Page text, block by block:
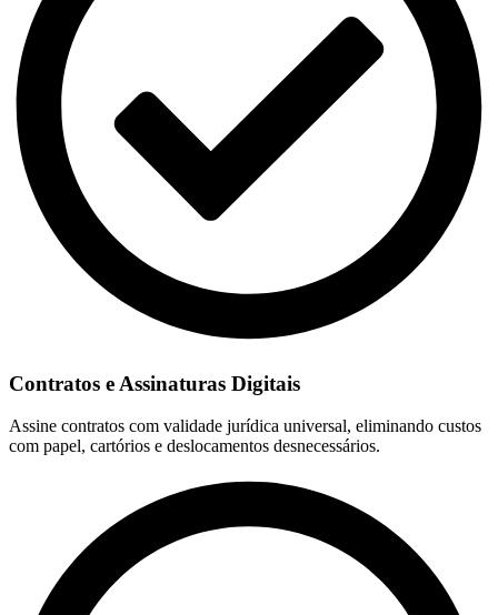
Contratos e Assinaturas Digitais
Assine contratos com validade jurídica universal, eliminando custos
com papel, cartórios e deslocamentos desnecessários.